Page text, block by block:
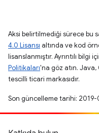
Aksi belirtilmediği sürece bu
4.0 Lisansı altında ve kod
lisanslanmıştır. Ayrıntılı bilgi
Politikaları'na göz atın. Java,
tescilli ticari markasıdır.
Son güncelleme tarihi: 2019-